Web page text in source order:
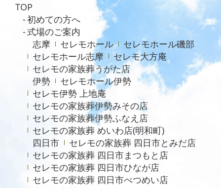
2023年10月
2023年9月
2023年8月
2023年6月
2023年5月
2023年4月
2023年3月
2023年2月
2022年12月
2022年9月
TOP
初めての方へ
式場のご案内
志摩
セレモホール
セレモホール磯部
セレモホール志摩
セレモ大方庵
セレモの家族葬うがた店
伊勢
セレモホール伊勢
セレモ伊勢 上地庵
セレモの家族葬伊勢みその店
セレモの家族葬伊勢ふなえ店
セレモの家族葬 めいわ店(明和町)
四日市
セレモの家族葬 四日市とみだ店
セレモの家族葬 四日市まつもと店
セレモの家族葬 四日市ひなが店
セレモの家族葬 四日市べつめい店